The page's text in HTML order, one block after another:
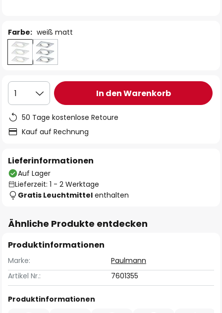
Farbe: weiß matt
1 In den Warenkorb
50 Tage kostenlose Retoure
Kauf auf Rechnung
Lieferinformationen
Auf Lager
Lieferzeit: 1 - 2 Werktage
Gratis Leuchtmittel enthalten
Ähnliche Produkte entdecken
Produktinformationen
Marke:
Paulmann
Artikel Nr.:
7601355
Produktinformationen